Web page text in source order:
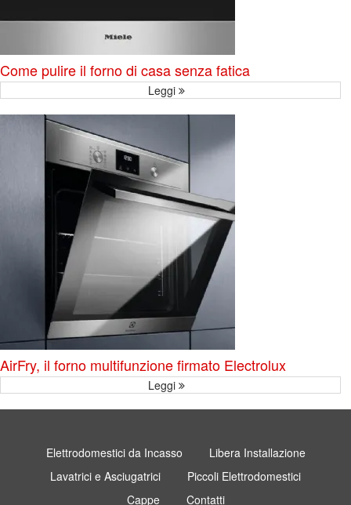
Come pulire il forno di casa senza fatica
Leggi
AirFry, il forno multifunzione firmato Electrolux
Leggi
Elettrodomestici da Incasso
Libera Installazione
Lavatrici e Asciugatrici
Piccoli Elettrodomestici
Cappe
Contatti